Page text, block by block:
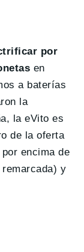
por
en
a baterías
la
la eVito es
de la oferta
encima de
y